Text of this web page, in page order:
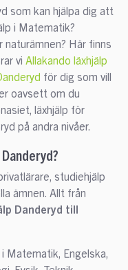
som kan hjälpa dig att
i Matematik?
naturämnen? Här finns
vi Allakando läxhjälp
för dig som vill
oavsett om du
läxhjälp för
på andra nivåer.
studiehjälp
ämnen. Allt från
Danderyd till
Matematik, Engelska,